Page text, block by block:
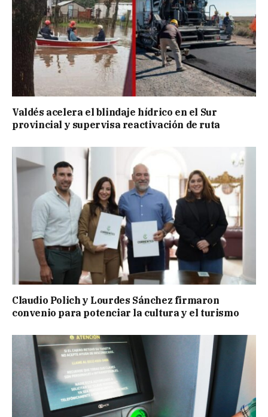
Valdés acelera el blindaje hídrico en el Sur
provincial y supervisa reactivación de ruta
Claudio Polich y Lourdes Sánchez firmaron
convenio para potenciar la cultura y el turismo